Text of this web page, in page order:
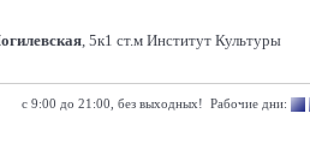
, 5к1 ст.м Институт Культуры
с 9:00 до 21:00, без выходных! Рабочие дни: